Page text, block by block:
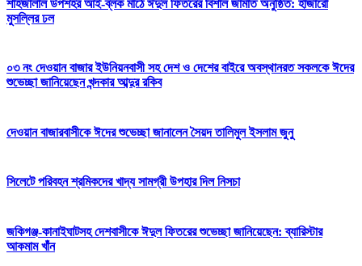
শাহজালাল উপশহর আই-ব্লক মাঠে ঈদুল ফিতরের বিশাল জামাত অনুষ্ঠিত: হাজারো
মুসল্লির ঢল
০৩ নং দেওয়ান বাজার ইউনিয়নবাসী সহ দেশ ও দেশের বাইরে অবস্থানরত সকলকে ঈদের
শুভেচ্ছা জানিয়েছেন খন্দকার আব্দুর রকিব
দেওয়ান বাজারবাসীকে ঈদের শুভেচ্ছা জানালেন সৈয়দ তালিমুল ইসলাম জুনু
সিলেটে পরিবহন শ্রমিকদের খাদ্য সামগ্রী উপহার দিল নিসচা
জকিগঞ্জ-কানাইঘাটসহ দেশবাসীকে ঈদুল ফিতরের শুভেচ্ছা জানিয়েছেন: ব্যারিস্টার
আকমাম খাঁন